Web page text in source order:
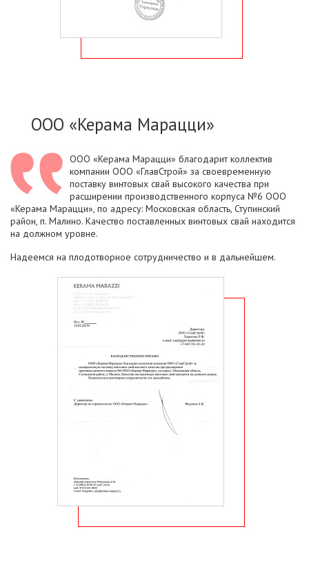
ООО «Керама Марацци»
ООО «Керама Марацци» благодарит коллектив
компании ООО «ГлавСтрой» за своевременную
поставку винтовых свай высокого качества при
расширении производственного корпуса №6 ООО
«Керама Марацци», по адресу: Московская область, Ступинский
район, п. Малино. Качество поставленных винтовых свай находится
на должном уровне.
Надеемся на плодотворное сотрудничество и в дальнейшем.